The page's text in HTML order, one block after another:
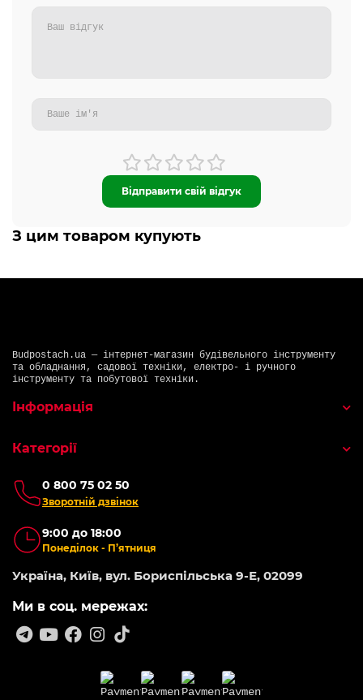
Відправити свій відгук
З цим товаром купують
Budpostach.ua — інтернет-магазин будівельного інструменту
та обладнання, садової техніки, електро- і ручного
інструменту та побутової техніки.
0 800 75 02 50
Зворотній дзвінок
9:00 до 18:00
Понеділок - П’ятниця
Україна, Київ, вул. Бориспільська 9-Е, 02099
Ми в соц. мережах:
Інформація
Категорії